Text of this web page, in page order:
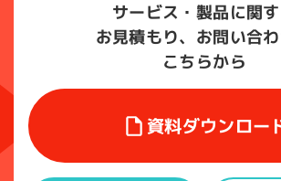
サービス・製品に関
お見積もり、お問い合
こちらから
資料ダウンロー